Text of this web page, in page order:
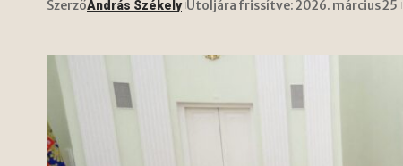
SzerzőAndrás Székely Utoljára frissítve: 2026. március 25